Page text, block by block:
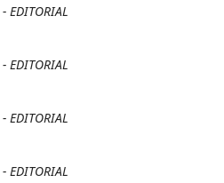
- EDITORIAL
- EDITORIAL
- EDITORIAL
- EDITORIAL